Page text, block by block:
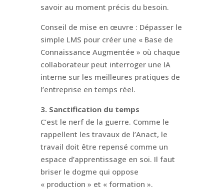
savoir au moment précis du besoin.
Conseil de mise en œuvre : Dépasser le
simple LMS pour créer une « Base de
Connaissance Augmentée » où chaque
collaborateur peut interroger une IA
interne sur les meilleures pratiques de
l’entreprise en temps réel.
3. Sanctification du temps
C’est le nerf de la guerre. Comme le
rappellent les travaux de l’Anact, le
travail doit être repensé comme un
espace d’apprentissage en soi. Il faut
briser le dogme qui oppose
« production » et « formation ».